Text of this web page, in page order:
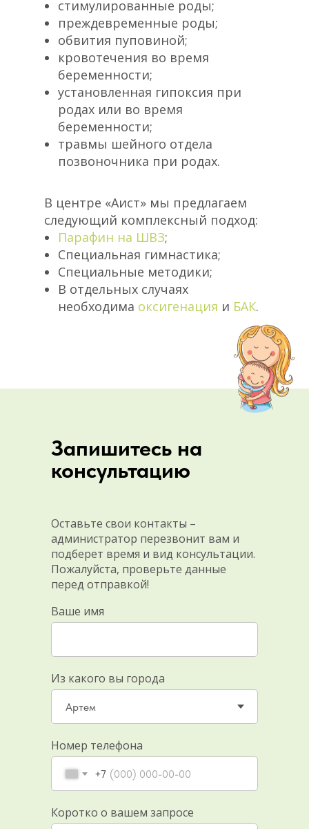
стимулированные роды;
преждевременные роды;
обвития пуповиной;
кровотечения во время
беременности;
установленная гипоксия при
родах или во время
беременности;
травмы шейного отдела
позвоночника при родах.
В центре «Аист» мы предлагаем
следующий комплексный подход:
Парафин на ШВЗ;
Специальная гимнастика;
Специальные методики;
В отдельных случаях
необходима оксигенация и БАК.
Запишитесь на
консультацию
Оставьте свои контакты –
администратор перезвонит вам и
подберет время и вид консультации.
Пожалуйста, проверьте данные
перед отправкой!
Ваше имя
Из какого вы города
Номер телефона
+7
Коротко о вашем запросе